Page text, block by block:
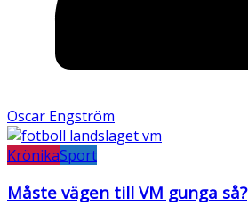
Oscar Engström
KrönikaSport
Måste vägen till VM gunga så?